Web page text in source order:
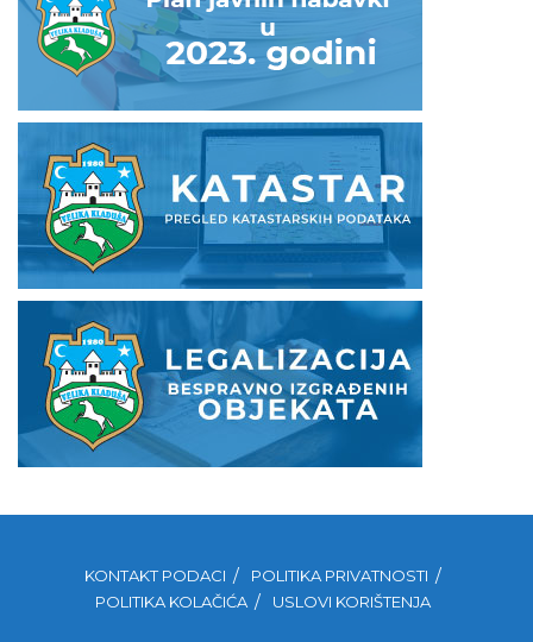
KONTAKT PODACI
POLITIKA PRIVATNOSTI
POLITIKA KOLAČIĆA
USLOVI KORIŠTENJA